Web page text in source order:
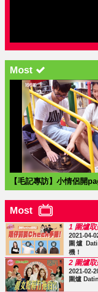
Most
【毛記專訪】小情侶開
Most
1 圍爐取
2021-04-
圍爐
機！
2 圍爐取
2021-02-
圍爐